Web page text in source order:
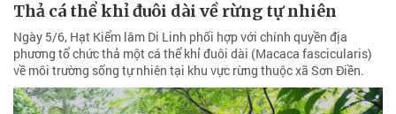
Thả cá thể khỉ đuôi dài về rừng tự nhiên
Ngày 5/6, Hạt Kiểm lâm Di Linh phối hợp với chính quyền địa
phương tổ chức thả một cá thể khỉ đuôi dài (Macaca fascicularis)
về môi trường sống tự nhiên tại khu vực rừng thuộc xã Sơn Điền.